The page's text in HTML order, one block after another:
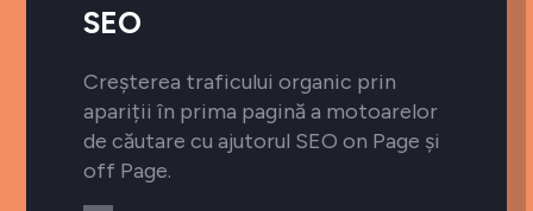
SEO
Creșterea traficului organic prin
apariții în prima pagină a motoarelor
de căutare cu ajutorul SEO on Page și
off Page.